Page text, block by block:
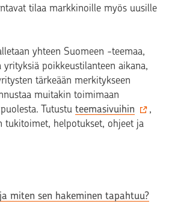
tilaa markkinoille myös uusille
yhteen Suomeen -teemaa,
yrityksiä poikkeustilanteen aikana,
tärkeään merkitykseen
muitakin toimimaan
Tutustu teemasivuihin
,
tukitoimet, helpotukset, ohjeet ja
miten sen hakeminen tapahtuu?